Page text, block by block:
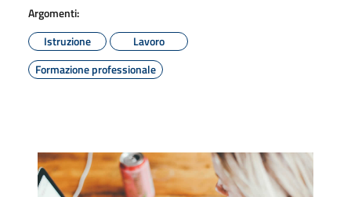
Argomenti:
Istruzione
Lavoro
Formazione professionale